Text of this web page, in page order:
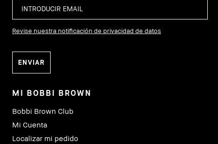
Revise nuestra notificación de privacidad de datos
MI BOBBI BROWN
Bobbi Brown Club
Mi Cuenta
Localizar mi pedido